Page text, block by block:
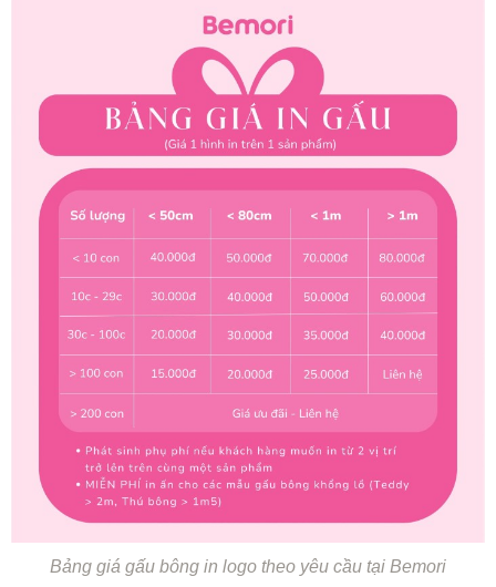
Bảng giá gấu bông in logo theo yêu cầu tại Bemori